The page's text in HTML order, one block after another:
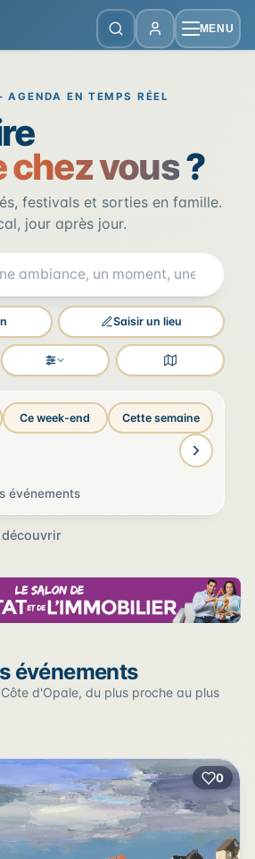
MENU
— Événements de la
EN TEMPS RÉEL
chez vous?
festivals et sorties en famille.
jour après jour.
Saisir un lieu
Filtres Voir la carte
Ce week-end Cette semaine
événements
découvrir
voir l'événement — les lieux qui
sont regroupés.
3
2
12
2 3
17
22
3
2
événements
d'Opale, du plus proche au plus
0